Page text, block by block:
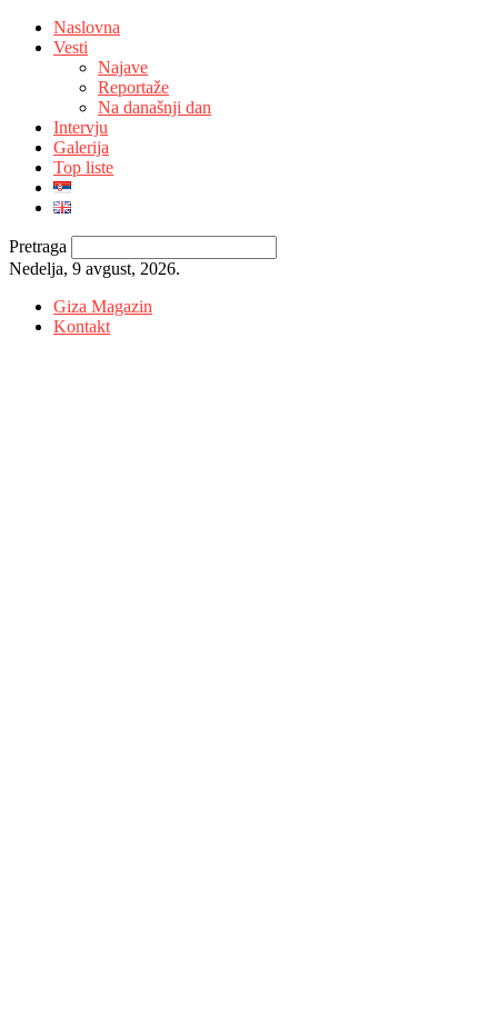
Naslovna
Vesti
Najave
Reportaže
Na današnji dan
Intervju
Galerija
Top liste
Pretraga
Nedelja, 9 avgust, 2026.
Giza Magazin
Kontakt